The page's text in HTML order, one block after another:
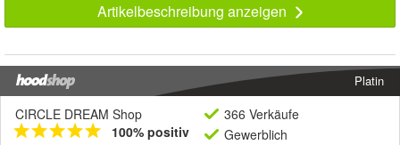
Artikelbeschreibung anzeigen
Platin
CIRCLE DREAM Shop
100% positiv
366 Verkäufe
Gewerblich